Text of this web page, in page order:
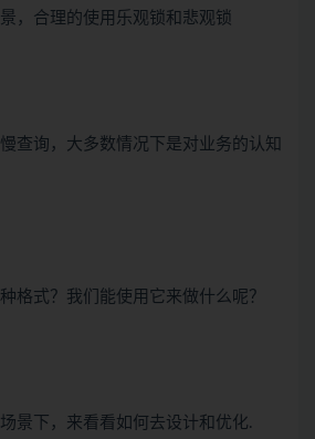
，合理的使用乐观锁和悲观锁
查询，大多数情况下是对业务的认知
格式？我们能使用它来做什么呢？
景下，来看看如何去设计和优化.